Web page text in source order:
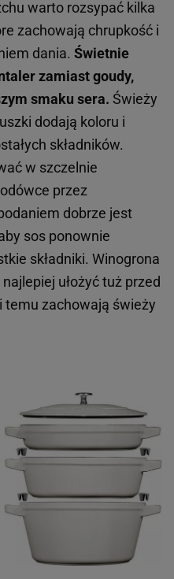
warto rozsypać kilka
zachowają chrupkość i
dania. Świetnie
zamiast goudy,
smaku sera. Świeży
dodają koloru i
składników.
w szczelnie
przez
dobrze jest
sos ponownie
składniki. Winogrona
ułożyć tuż przed
temu zachowają świeży